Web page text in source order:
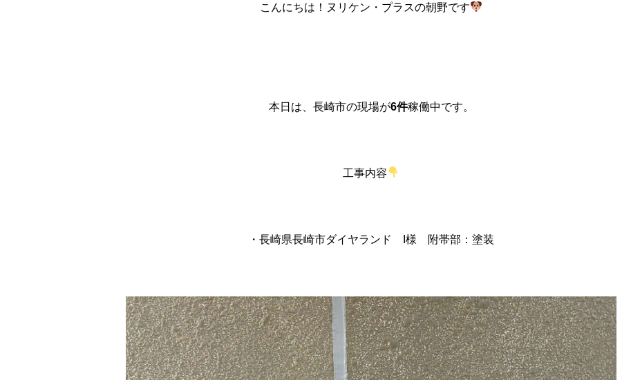
こんにちは！ヌリケン・プラスの朝野です
本日は、長崎市の現場が6件稼働中です。
工事内容
・長崎県長崎市ダイヤランド I様 附帯部：塗装